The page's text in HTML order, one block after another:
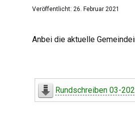
Veröffentlicht: 26. Februar 2021
Anbei die aktuelle
Rundschreiben 03-